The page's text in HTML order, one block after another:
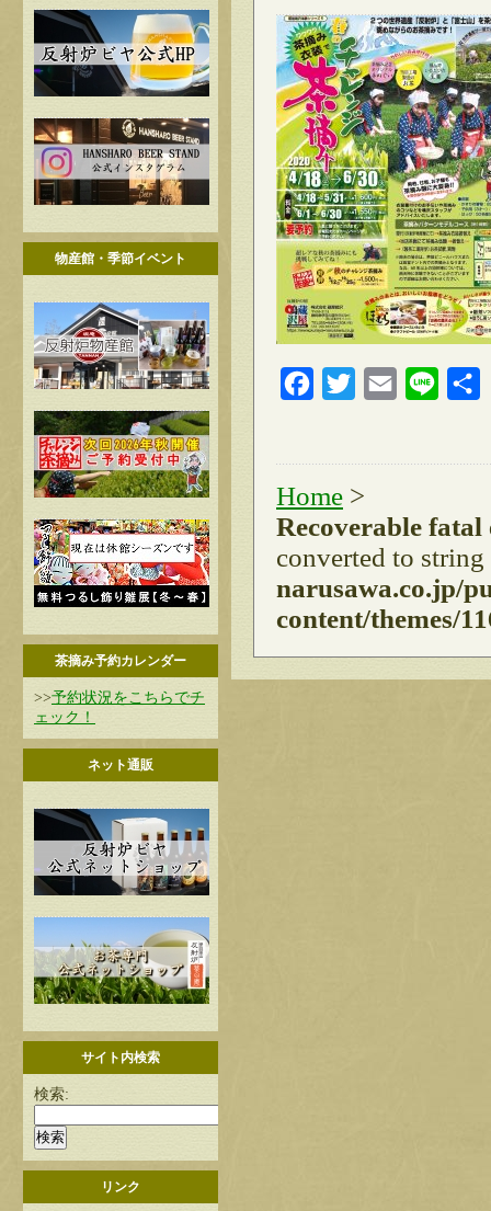
物産館・季節イベント
茶摘み予約カレンダー
>>予約状況をこちらでチ
ェック！
ネット通販
サイト内検索
検索:
リンク
FacebookTwitter Email Line
Home >
Recoverable
converted to
narusawa.co.jp/
content/themes/